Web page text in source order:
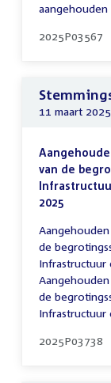
2025P03567
11 maart 2025
van de
2025
de
Infrastructuur
de
Infrastructuur
2025P03738